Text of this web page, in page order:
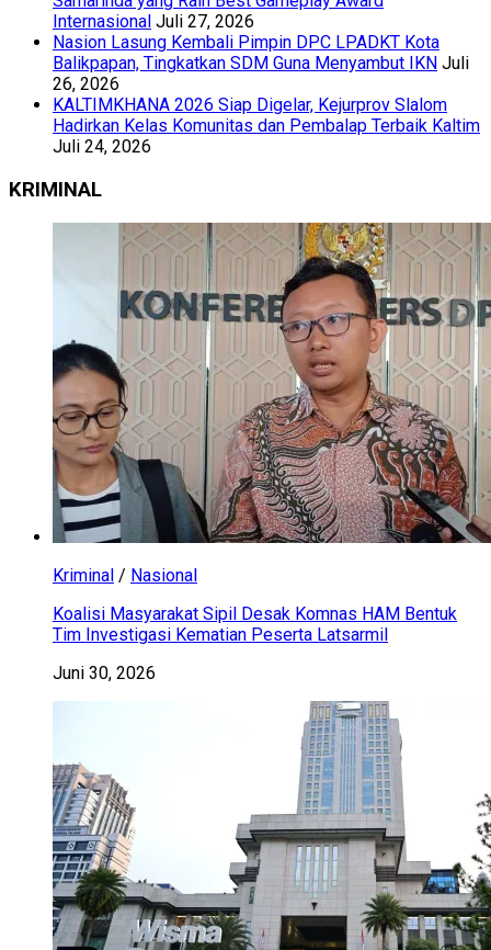
Internasional Juli 27, 2026
Nasion Lasung Kembali Pimpin DPC LPADKT Kota
Balikpapan, Tingkatkan SDM Guna Menyambut IKN Juli
26, 2026
KALTIMKHANA 2026 Siap Digelar, Kejurprov Slalom
Hadirkan Kelas Komunitas dan Pembalap Terbaik Kaltim
Juli 24, 2026
KRIMINAL
Kriminal / Nasional
Koalisi Masyarakat Sipil Desak Komnas HAM Bentuk
Tim Investigasi Kematian Peserta Latsarmil
Juni 30, 2026